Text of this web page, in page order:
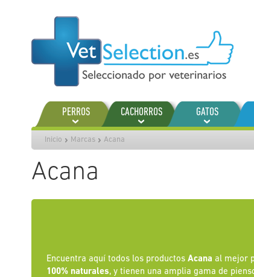
contenido
PERROS CACHORROS GATOS
Inicio Marcas Acana
Acana
Encuentra aquí todos los productos Acana al mejor
100% naturales, y tienen una amplia gama de